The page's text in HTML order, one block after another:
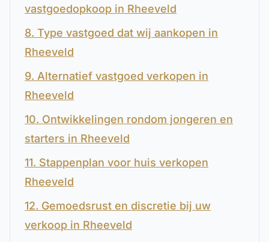
vastgoedopkoop in Rheeveld
8. Type vastgoed dat wij aankopen in
Rheeveld
9. Alternatief vastgoed verkopen in
Rheeveld
10. Ontwikkelingen rondom jongeren en
starters in Rheeveld
11. Stappenplan voor huis verkopen
Rheeveld
12. Gemoedsrust en discretie bij uw
verkoop in Rheeveld